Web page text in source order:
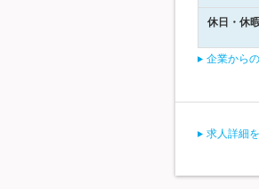
休日・休
企業から
求人詳細